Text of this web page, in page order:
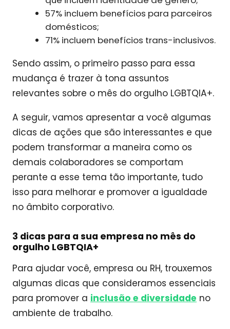
57% incluem benefícios para parceiros
domésticos;
71% incluem benefícios trans-inclusivos.
Sendo assim, o primeiro passo para essa
mudança é trazer à tona assuntos
relevantes sobre o mês do orgulho LGBTQIA+.
A seguir, vamos apresentar a você algumas
dicas de ações que são interessantes e que
podem transformar a maneira como os
demais colaboradores se comportam
perante a esse tema tão importante, tudo
isso para melhorar e promover a igualdade
no âmbito corporativo.
3 dicas para a sua empresa no mês do
orgulho LGBTQIA+
Para ajudar você, empresa ou RH, trouxemos
algumas dicas que consideramos essenciais
para promover a inclusão e diversidade no
ambiente de trabalho.